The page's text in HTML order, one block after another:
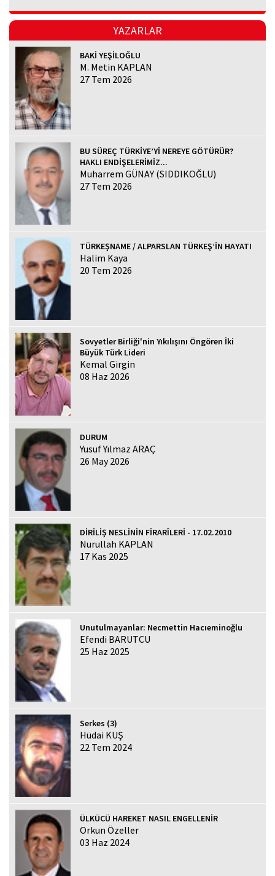
YAZARLAR
BAKİ YEŞİLOĞLU
M. Metin KAPLAN
27 Tem 2026
BU SÜREÇ TÜRKİYE’Yİ NEREYE GÖTÜRÜR?
HAKLI ENDİŞELERİMİZ...
Muharrem GÜNAY (SIDDIKOĞLU)
27 Tem 2026
TÜRKEŞNAME / ALPARSLAN TÜRKEŞ’İN HAYATI
Halim Kaya
20 Tem 2026
Sovyetler Birliği'nin Yıkılışını Öngören İki
Büyük Türk Lideri
Kemal Girgin
08 Haz 2026
DURUM
Yusuf Yılmaz ARAÇ
26 May 2026
DİRİLİŞ NESLİNİN FİRARÎLERİ - 17.02.2010
Nurullah KAPLAN
17 Kas 2025
Unutulmayanlar: Necmettin Hacıeminoğlu
Efendi BARUTCU
25 Haz 2025
Serkes (3)
Hüdai KUŞ
22 Tem 2024
ÜLKÜCÜ HAREKET NASIL ENGELLENİR
Orkun Özeller
03 Haz 2024